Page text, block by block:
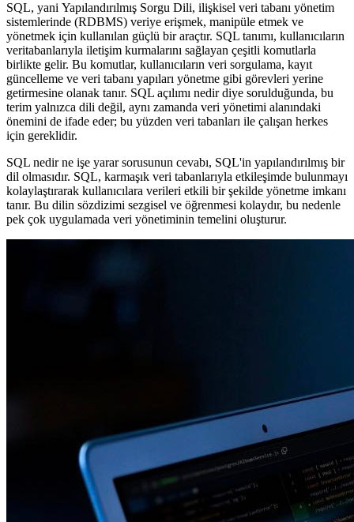
SQL, yani Yapılandırılmış Sorgu Dili, ilişkisel veri tabanı yönetim
sistemlerinde (RDBMS) veriye erişmek, manipüle etmek ve
yönetmek için kullanılan güçlü bir araçtır. SQL tanımı, kullanıcıların
veritabanlarıyla iletişim kurmalarını sağlayan çeşitli komutlarla
birlikte gelir. Bu komutlar, kullanıcıların veri sorgulama, kayıt
güncelleme ve veri tabanı yapıları yönetme gibi görevleri yerine
getirmesine olanak tanır. SQL açılımı nedirdiye sorulduğunda, bu
terim yalnızca dili değil, aynı zamanda veri yönetimi alanındaki
önemini de ifade eder; bu yüzden veri tabanları ile çalışan herkes
için gereklidir.
SQL nedir ne işe yararsorusunun cevabı, SQL'in yapılandırılmış bir
dil olmasıdır. SQL, karmaşık veri tabanlarıyla etkileşimde bulunmayı
kolaylaştırarak kullanıcılara verileri etkili bir şekilde yönetme imkanı
tanır. Bu dilin sözdizimi sezgisel ve öğrenmesi kolaydır, bu nedenle
pek çok uygulamada veri yönetiminin temelini oluşturur.